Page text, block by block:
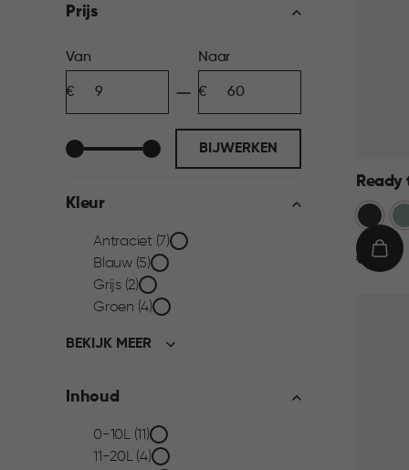
Prijs
Prijs
filter
Van
Naar
BIJWERKEN
Kleur
Kleur
filter
Antraciet (7)
Blauw (5)
Grijs (2)
Groen (4)
BEKIJK MEER
Inhoud
Inhoud
0-10L (11)
11-20L (4)
€€ 9,95
IN